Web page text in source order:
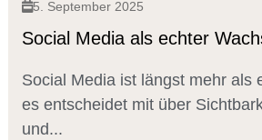
5. September 2025
Social Media als echter
Social Media ist längst mehr als
es entscheidet mit über
und...